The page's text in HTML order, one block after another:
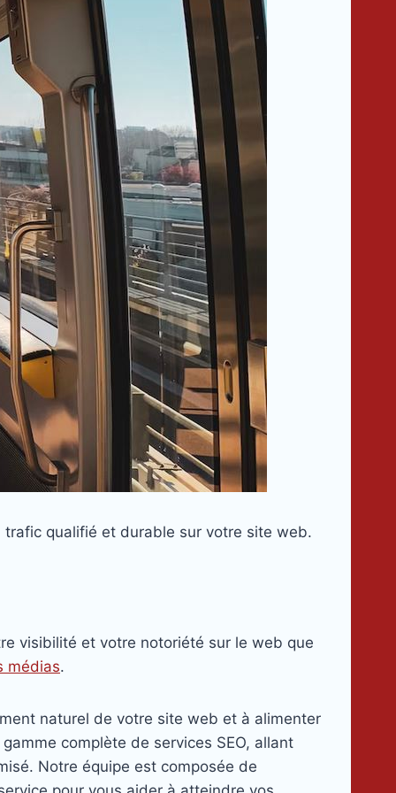
qualifié et durable sur votre site web.
visibilité et votre notoriété sur le web que
médias.
naturel de votre site web et à alimenter
complète de services SEO, allant
Notre équipe est composée de